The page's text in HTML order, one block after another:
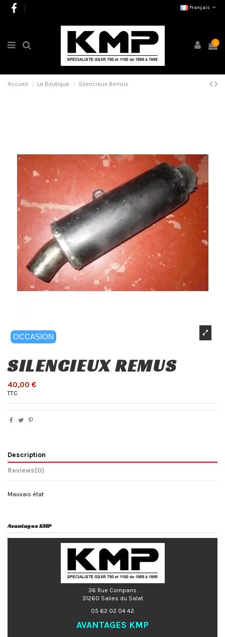
Français
0
Accueil La Boutique Silencieux Remus
OCCASION
SILENCIEUX REMUS
40,00 €
TTC
Description
Reviews(0)
Mauvais état
Avantages KMP
36 Rue Compans
31260 Salies du Salat
05 62 02 04 42
AVANTAGES KMP